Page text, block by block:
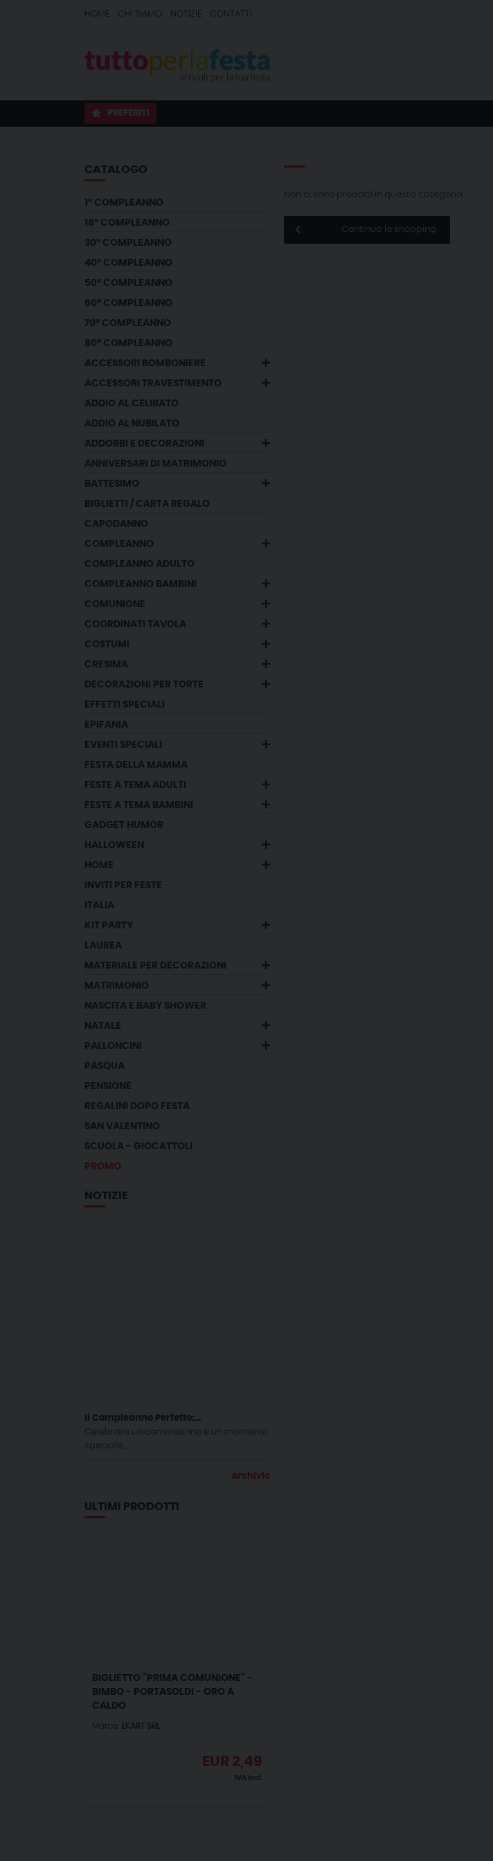
HOME CHI SIAMO NOTIZIE CONTATTI
PREFERITI
CATALOGO
1° COMPLEANNO
18° COMPLEANNO
30° COMPLEANNO
40° COMPLEANNO
50° COMPLEANNO
60° COMPLEANNO
70° COMPLEANNO
80° COMPLEANNO
ACCESSORI BOMBONIERE
ACCESSORI TRAVESTIMENTO
ADDIO AL CELIBATO
ADDIO AL NUBILATO
ADDOBBI E DECORAZIONI
ANNIVERSARI DI MATRIMONIO
BATTESIMO
BIGLIETTI / CARTA REGALO
CAPODANNO
COMPLEANNO
COMPLEANNO ADULTO
COMPLEANNO BAMBINI
COMUNIONE
COORDINATI TAVOLA
COSTUMI
CRESIMA
DECORAZIONI PER TORTE
EFFETTI SPECIALI
EPIFANIA
EVENTI SPECIALI
FESTA DELLA MAMMA
FESTE A TEMA ADULTI
FESTE A TEMA BAMBINI
GADGET HUMOR
HALLOWEEN
HOME
INVITI PER FESTE
ITALIA
KIT PARTY
LAUREA
MATERIALE PER DECORAZIONI
MATRIMONIO
NASCITA E BABY SHOWER
NATALE
PALLONCINI
PASQUA
PENSIONE
REGALINI DOPO FESTA
SAN VALENTINO
SCUOLA - GIOCATTOLI
PROMO
NOTIZIE
Il Compleanno Perfetto:...
Celebrare un compleanno è un momento
speciale,...
Archivio
ULTIMI PRODOTTI
BIGLIETTO ”PRIMA COMUNIONE” -
BIMBO - PORTASOLDI - ORO A
CALDO
Marca: EKART SRL
EUR 2,49
IVA incl.
Non ci sono prodotti in questa categoria.
Continua lo shopping